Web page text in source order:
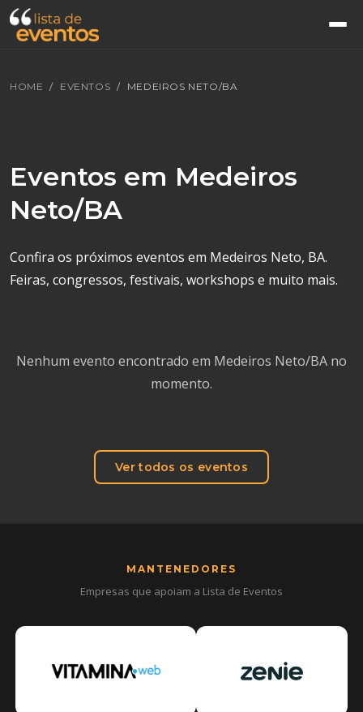
HOME EVENTOS MEDEIROS NETO/BA
Eventos em Medeiros
Neto/BA
Confira os próximos eventos em Medeiros Neto, BA.
Feiras, congressos, festivais, workshops e muito mais.
Nenhum evento encontrado em Medeiros Neto/BA no
momento.
Ver todos os eventos
MANTENEDORES
Empresas que apoiam a Lista de Eventos